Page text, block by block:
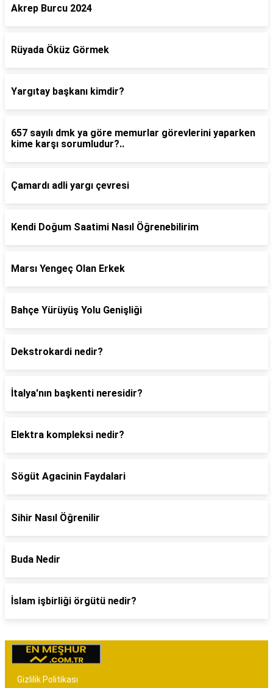
Akrep Burcu 2024
Rüyada Öküz Görmek
Yargıtay başkanı kimdir?
657 sayılı dmk ya göre memurlar görevlerini yaparken
kime karşı sorumludur?..
Çamardı adli yargı çevresi
Kendi Doğum Saatimi Nasıl Öğrenebilirim
Marsı Yengeç Olan Erkek
Bahçe Yürüyüş Yolu Genişliği
Dekstrokardi nedir?
İtalya'nın başkenti neresidir?
Elektra kompleksi nedir?
Sögüt Agacinin Faydalari
Sihir Nasıl Öğrenilir
Buda Nedir
İslam işbirliği örgütü nedir?
Gizlilik Politikası